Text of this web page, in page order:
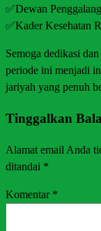
✅Dewan
✅Kader Kesehatan
Semoga dedikasi
periode ini menjadi
jariyah yang penuh
Tinggalkan
Alamat email Anda
ditandai *
Komentar *